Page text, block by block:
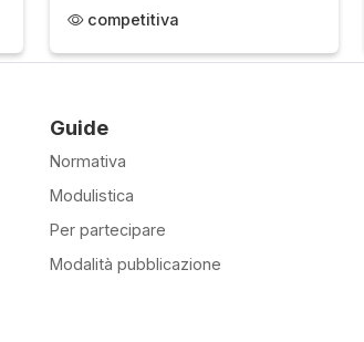
competitiva
Guide
Normativa
Modulistica
Per partecipare
Modalità pubblicazione